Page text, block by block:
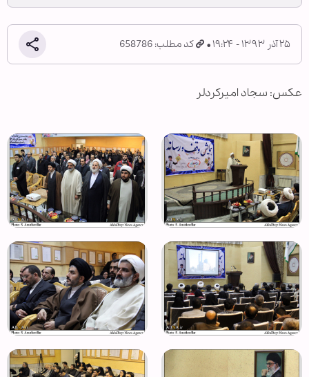
۲۵ آذر ۱۳۹۳ - ۱۹:۲۴ کد مطلب: 658786
عکس: سجاد امیرکردلر